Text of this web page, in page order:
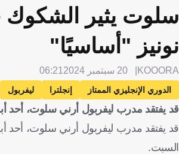
سلوت يثير
نونيز "أساسيًا"
KOOORA 20 سبتمبر 2024 06:21
الدوري الإنجليزي الممتاز إنجلترا ليفربول
قد يفتقد مدرب ليفربول أرني سلوت، أحد
قد يفتقد مدرب ليفربول أرني سلوت، أحد
السبت.